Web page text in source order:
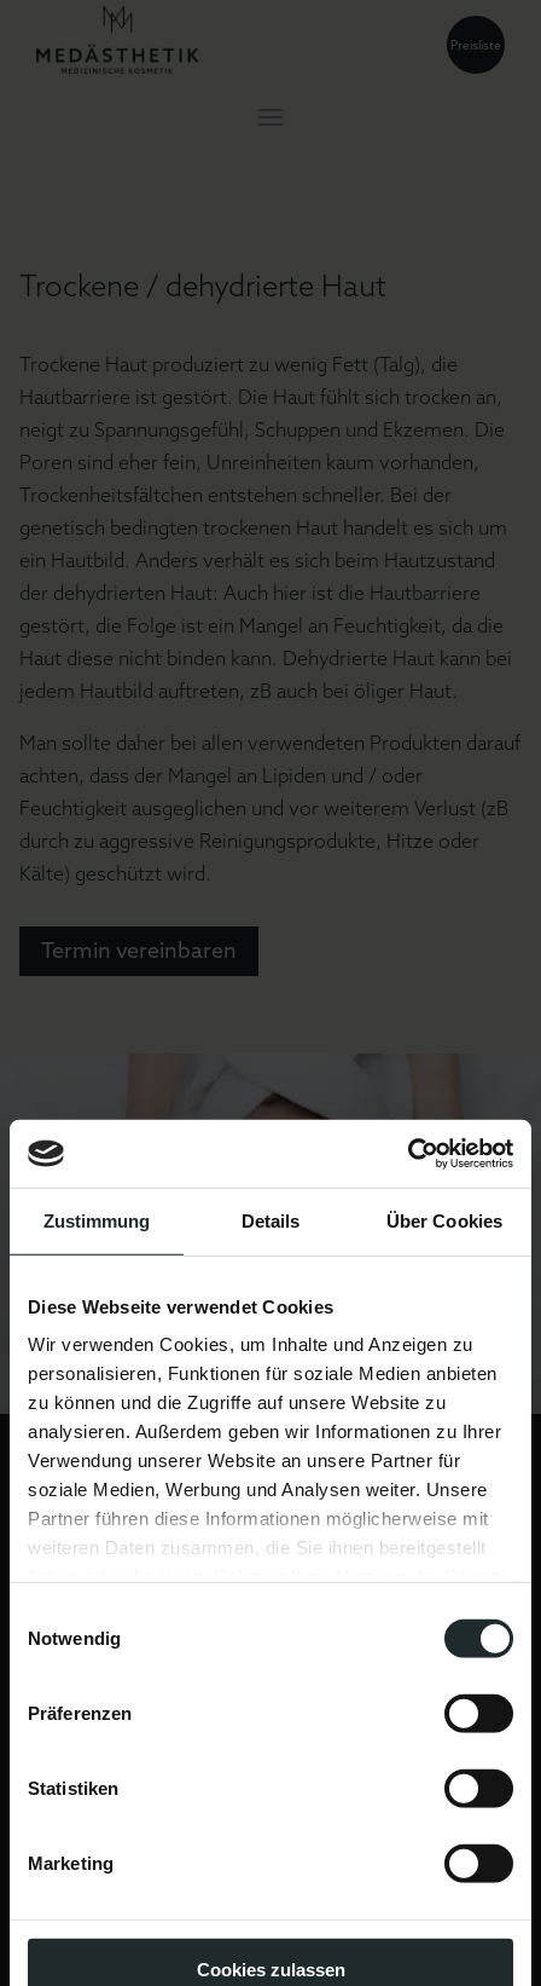
Zustimmung Details Über Cookies
Diese Webseite verwendet Cookies
Wir verwenden Cookies, um Inhalte und Anzeigen zu
personalisieren, Funktionen für soziale Medien anbieten
zu können und die Zugriffe auf unsere Website zu
analysieren. Außerdem geben wir Informationen zu Ihrer
Verwendung unserer Website an unsere Partner für
soziale Medien, Werbung und Analysen weiter. Unsere
Partner führen diese Informationen möglicherweise mit
weiteren Daten zusammen, die Sie ihnen bereitgestellt
Notwendig
Präferenzen
Statistiken
Marketing
Cookies zulassen
Preisliste
Trockene / dehydrierte Haut
Trockene Haut produziert zu wenig Fett (Talg), die
Hautbarriere ist gestört. Die Haut fühlt sich trocken an,
neigt zu Spannungsgefühl, Schuppen und Ekzemen. Die
Poren sind eher fein, Unreinheiten kaum vorhanden,
Trockenheitsfältchen entstehen schneller. Bei der
genetisch bedingten trockenen Haut handelt es sich um
ein Hautbild. Anders verhält es sich beim Hautzustand
der dehydrierten Haut: Auch hier ist die Hautbarriere
gestört, die Folge ist ein Mangel an Feuchtigkeit, da die
Haut diese nicht binden kann. Dehydrierte Haut kann bei
jedem Hautbild auftreten, zB auch bei öliger Haut.
Man sollte daher bei allen verwendeten Produkten darauf
achten, dass der Mangel an Lipiden und / oder
Feuchtigkeit ausgeglichen und vor weiterem Verlust (zB
durch zu aggressive Reinigungsprodukte, Hitze oder
Kälte) geschützt wird.
Termin vereinbaren
Mögliche Behandlungen:
klassische Gesichtsbehandlung
Calming Treatment
0732 28 90 10